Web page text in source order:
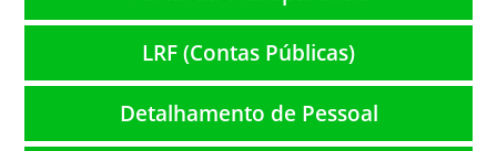
LRF (Contas Públicas)
Detalhamento de Pessoal